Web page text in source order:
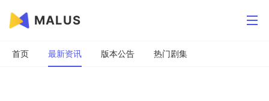
MALUS
首页 最新资讯 版本公告 热门剧集